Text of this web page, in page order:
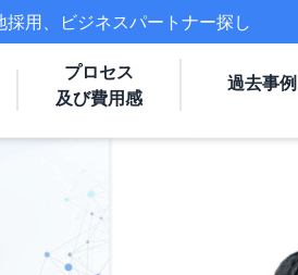
用、ビジネスパートナー探し
プロセス
及び費用感
過去事例